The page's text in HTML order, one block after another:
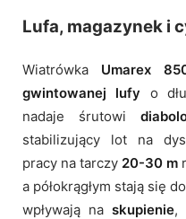
Lufa, magazynek i
Wiatrówka Umarex
gwintowanej lufy o
nadaje śrutowi
stabilizujący lot na
pracy na tarczy 20-30 m
a półokrągłym stają się
wpływają na skupienie,